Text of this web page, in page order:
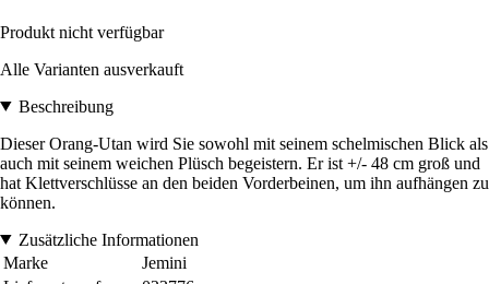
Produkt nicht verfügbar
Alle Varianten ausverkauft
Beschreibung
Dieser Orang-Utan wird Sie sowohl mit seinem schelmischen Blick als
auch mit seinem weichen Plüsch begeistern. Er ist +/- 48 cm groß und
hat Klettverschlüsse an den beiden Vorderbeinen, um ihn aufhängen zu
können.
Zusätzliche Informationen
Marke
Jemini